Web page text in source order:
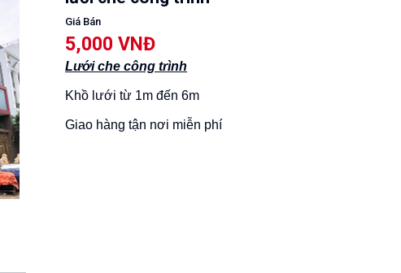
Giá Bán
5,000 VNĐ
Lưới che công trình
Khồ lưới từ 1m đến 6m
Giao hàng tận nơi miễn phí